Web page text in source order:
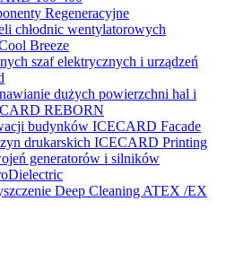
Regeneracyjne
chłodnic wentylatorowych
Breeze
szaf elektrycznych i urządzeń
dużych powierzchni hal i
REBORN
budynków ICECARD Facade
drukarskich ICECARD Printing
generatorów i silników
Deep Cleaning ATEX /EX